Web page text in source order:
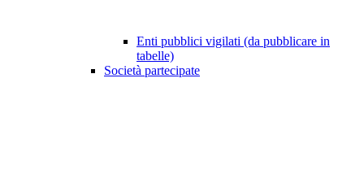
Enti pubblici vigilati (da pubblicare in
tabelle)
Società partecipate